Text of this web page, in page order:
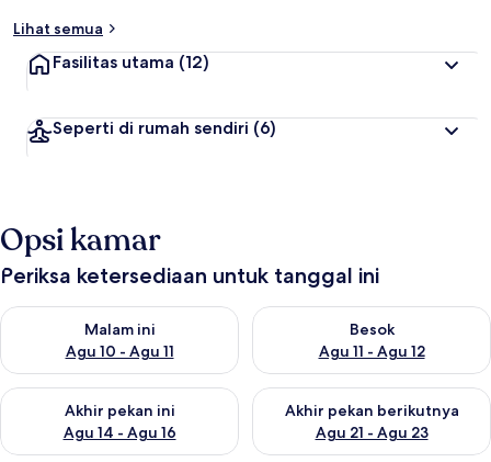
Lihat semua
Fasilitas utama (12)
Seperti di rumah sendiri (6)
Opsi kamar
Periksa ketersediaan untuk tanggal ini
Malam ini
Agu 10 - Agu 11
Periksa ketersediaan untuk malam ini Agu 10 - Agu 11
Besok
Agu 11 - Agu 12
Periksa ketersediaan untuk
Akhir pekan ini
Agu 14 - Agu 16
Periksa ketersediaan untuk akhir pekan ini Agu 14 - Agu 16
Akhir pekan berikutnya
Agu 21 - Agu 23
Periksa ketersediaan untuk